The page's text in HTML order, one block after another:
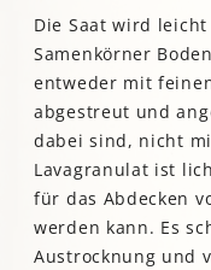
Die Saat wird
Samenkörner
entweder mit
abgestreut und
dabei sind, nicht
Lavagranulat ist
für das Abdecken
werden kann. Es
Austrocknung und